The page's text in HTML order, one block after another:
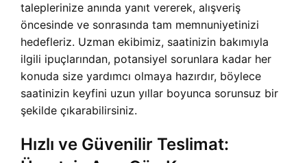
taleplerinize anında yanıt vererek, alışveriş
öncesinde ve sonrasında tam memnuniyetinizi
hedefleriz. Uzman ekibimiz, saatinizin bakımıyla
ilgili ipuçlarından, potansiyel sorunlara kadar her
konuda size yardımcı olmaya hazırdır, böylece
saatinizin keyfini uzun yıllar boyunca sorunsuz bir
şekilde çıkarabilirsiniz.
Hızlı ve Güvenilir Teslimat: